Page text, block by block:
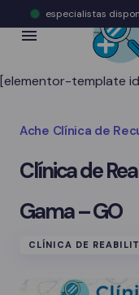
[elementor-template
Ache Clínica de
Clínica de
Gama – GO
CLÍNICA DE
especialistas